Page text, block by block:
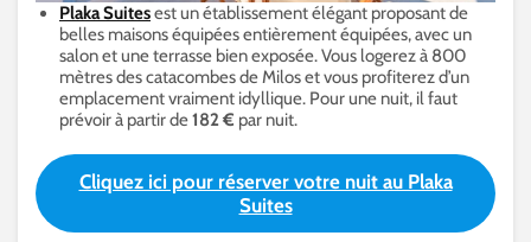
Plaka Suitesest un établissement élégant proposant de
belles maisons équipées entièrement équipées, avec un
salon et une terrasse bien exposée. Vous logerez à 800
mètres des catacombes de Milos et vous profiterez d’un
emplacement vraiment idyllique. Pour une nuit, il faut
prévoir à partir de182 € par nuit.
Cliquez ici pour réserver votre nuit au Plaka
Suites